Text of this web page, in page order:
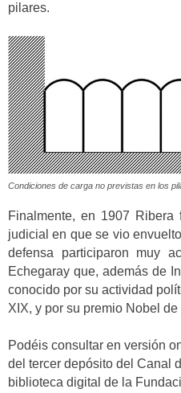
pilares.
Condiciones de carga no previstas en los
Finalmente, en 1907
judicial en que se vio
defensa participaron muy
Echegaray que, además de
conocido por su actividad
XIX, y por su premio Nobel
Podéis consultar en versión
del tercer depósito del Canal
biblioteca digital de la